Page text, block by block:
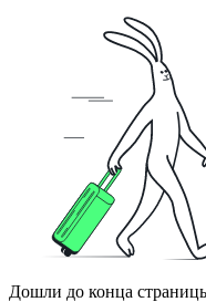
Дошли до конца